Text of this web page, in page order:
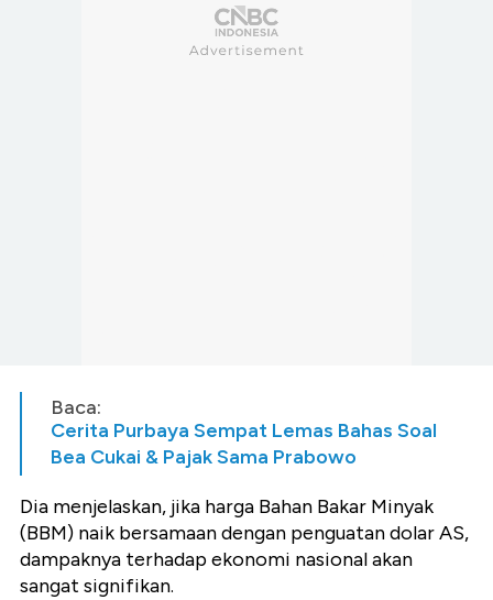
Baca:
Cerita Purbaya Sempat Lemas Bahas Soal
Bea Cukai & Pajak Sama Prabowo
Dia menjelaskan, jika harga Bahan Bakar Minyak
(BBM) naik bersamaan dengan penguatan dolar AS,
dampaknya terhadap ekonomi nasional akan
sangat signifikan.